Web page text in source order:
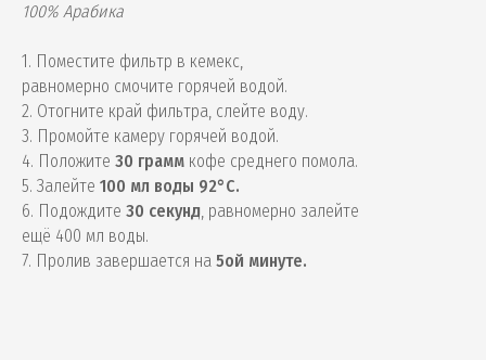
100% Арабика
1. Поместите фильтр в кемекс,
равномерно смочите горячей водой.
2. Отогните край фильтра, слейте воду.
3. Промойте камеру горячей водой.
4. Положите 30 грамм кофе среднего помола.
5. Залейте 100 мл воды 92°С.
6. Подождите 30 секунд, равномерно залейте
ещё 400 мл воды.
7. Пролив завершается на 5ой минуте.